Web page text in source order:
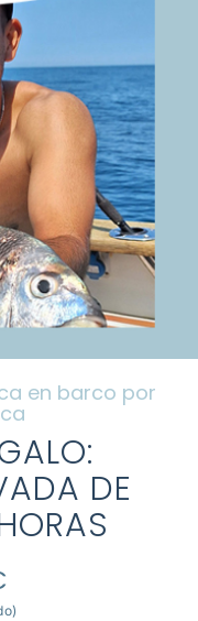
en barco por
DE